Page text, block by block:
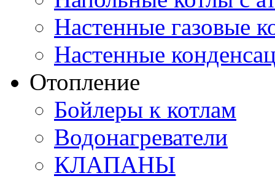
Настенные газовые
Настенные
Отопление
Бойлеры к котлам
Водонагреватели
КЛАПАНЫ